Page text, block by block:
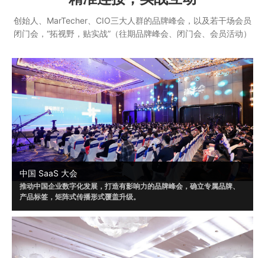
创始人、MarTecher、CIO三大人群的品牌峰会，以及若干场会员
闭门会，“拓视野，贴实战”（往期品牌峰会、闭门会、会员活动）
中国 SaaS 大会
推动中国企业数字化发展，打造有影响力的品牌峰会，确立专属品牌、
产品标签，矩阵式传播形式覆盖升级。